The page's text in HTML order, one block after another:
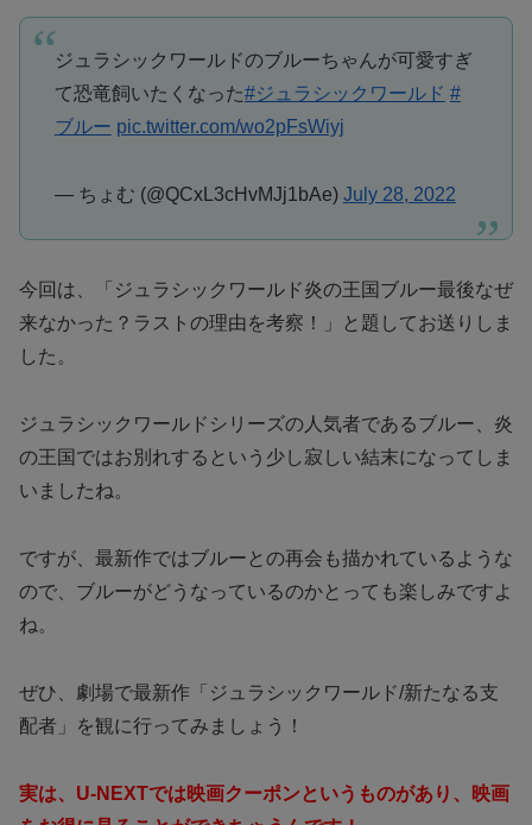
ジュラシックワールドのブルーちゃんが可愛すぎ
て恐竜飼いたくなった#ジュラシックワールド #
ブルー pic.twitter.com/wo2pFsWiyj
— ちょむ (@QCxL3cHvMJj1bAe) July 28, 2022
今回は、「ジュラシックワールド炎の王国ブルー最後なぜ
来なかった？ラストの理由を考察！」と題してお送りしま
した。
ジュラシックワールドシリーズの人気者であるブルー、炎
の王国ではお別れするという少し寂しい結末になってしま
いましたね。
ですが、最新作ではブルーとの再会も描かれているような
ので、ブルーがどうなっているのかとっても楽しみですよ
ね。
ぜひ、劇場で最新作「ジュラシックワールド/新たなる支
配者」を観に行ってみましょう！
実は、U-NEXTでは映画クーポンというものがあり、映画